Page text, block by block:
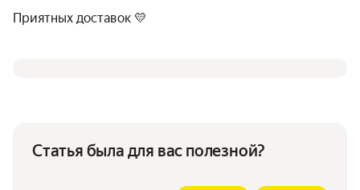
Приятных доставок 💛
Статья была для вас полезной?